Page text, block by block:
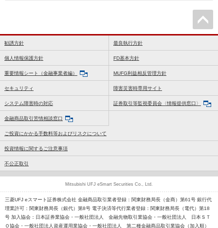
勧誘方針 最良執行方針
個人情報保護方針 FD基本方針
重要情報シート（金融事業者編） MUFG利益相反管理方針
セキュリティ 障害災害時専用サイト
システム障害時の対応 証券取引等監視委員会〈情報提供窓口〉
金融商品取引苦情相談窓口
ご投資にかかる手数料等およびリスクについて
投資情報に関するご注意事項
不公正取引
三菱UFJ eスマート証券株式会社 金融商品取引業者登録：関東財務局長（金商）第61号 銀行代
理業許可：関東財務局長（銀代）第8号 電子決済等代行業者登録：関東財務局長（電代）第18
号 加入協会：日本証券業協会・一般社団法人 金融先物取引業協会・一般社団法人 日本ＳＴ
Ｏ協会・一般社団法人資産運用業協会・一般社団法人 第二種金融商品取引業協会（加入順）
Mitsubishi UFJ eSmart Securities Co., Ltd.